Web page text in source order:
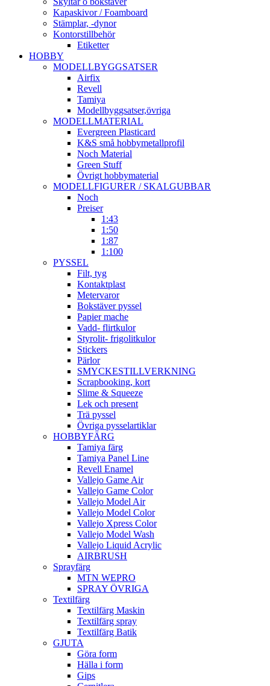
Kapaskivor / Foamboard
Stämplar, -dynor
Kontorstillbehör
Etiketter
HOBBY
MODELLBYGGSATSER
Airfix
Revell
Tamiya
Modellbyggsatser,övriga
MODELLMATERIAL
Evergreen Plasticard
K&S små hobbymetallprofil
Noch Material
Green Stuff
Övrigt hobbymaterial
MODELLFIGURER / SKALGUBBAR
Noch
Preiser
1:43
1:50
1:87
1:100
PYSSEL
Filt, tyg
Kontaktplast
Metervaror
Bokstäver pyssel
Papier mache
Vadd- flirtkulor
Styrolit- frigolitkulor
Stickers
Pärlor
SMYCKESTILLVERKNING
Scrapbooking, kort
Slime & Squeeze
Lek och present
Trä pyssel
Övriga pysselartiklar
HOBBYFÄRG
Tamiya färg
Tamiya Panel Line
Revell Enamel
Vallejo Game Air
Vallejo Game Color
Vallejo Model Air
Vallejo Model Color
Vallejo Xpress Color
Vallejo Model Wash
Vallejo Liquid Acrylic
AIRBRUSH
Sprayfärg
MTN WEPRO
SPRAY ÖVRIGA
Textilfärg
Textilfärg Maskin
Textilfärg spray
Textilfärg Batik
GJUTA
Göra form
Hälla i form
Gips